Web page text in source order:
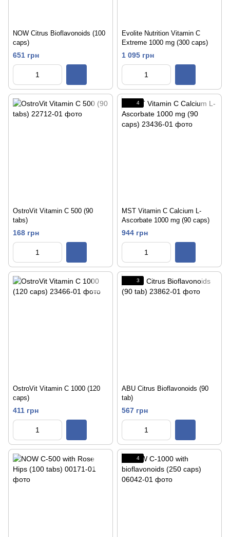
NOW Citrus Bioflavonoids (100
caps)
651 грн
Evolite Nutrition Vitamin C
Extreme 1000 mg (300 caps)
1 095 грн
OstroVit Vitamin C 500 (90
tabs)
168 грн
4
MST Vitamin C Calcium L-
Ascorbate 1000 mg (90 caps)
944 грн
OstroVit Vitamin C 1000 (120
caps)
411 грн
3
ABU Citrus Bioflavonoids (90
tab)
567 грн
4